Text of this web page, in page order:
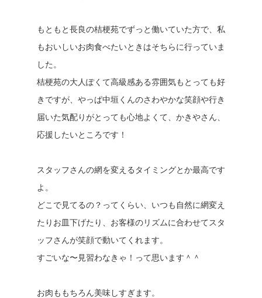
もともと長良の桔梗苑でずっと働いていた方で、私
もおいしいお肉食べたいときはそちらに行っていま
した。
桔梗苑の大人ぽくて高級感ある雰囲気もとっても好
きですが、やっぱ中垣くんのさわやかな笑顔や行き
届いた気配りがとっても心地よくて、かきやさん、
応援したいところです！
スタッフさんの網を変えるタイミングとか最高です
よ。
どこで見てるの？ってくらい、いつも自然に網変え
たりお皿下げたり、お客様のリズムに合わせてスタ
ッフさんが笑顔で動いてくれます。
すごいな〜見習わなきゃ！って思います＾＾
お肉ももちろん美味しすぎます。